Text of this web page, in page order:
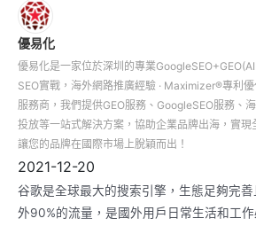
優易化
優易化是一家位於深圳的專業
SEO實戰，海外網路推廣經驗 · Maximizer®專利
服務商，我們提供GEO服務、GoogleSEO服務、
投放等一站式解決方案，協助企業品牌出海，實現
讓您的品牌在國際市場上脫穎而出！
2021-12-20
谷歌是全球最大的搜索引擎，生態足夠完
外90%的流量，是國外用戶日常生活和工